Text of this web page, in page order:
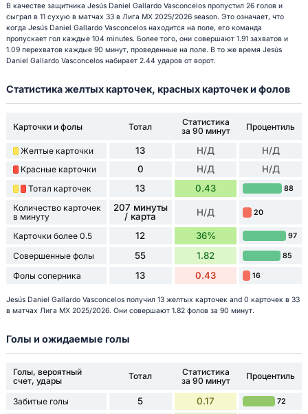
В качестве защитника Jesús Daniel Gallardo Vasconcelos пропустил 26 голов и
сыграл в 11 сухую в матчах 33 в Лига МХ 2025/2026 season. Это означает, что
когда Jesús Daniel Gallardo Vasconcelos находится на поле, его команда
пропускает гол каждые 104 minutes. Более того, они совершают 1.91 захватов и
1.09 перехватов каждые 90 минут, проведенные на поле. В то же время Jesús
Daniel Gallardo Vasconcelos набирает 2.44 ударов от ворот.
Статистика желтых карточек, красных карточек и фолов
Карточки и фолы Тотал
Статистика
за 90 минут
Процентиль
Желтые карточки 13 Н/Д Н/Д
Красные карточки 0 Н/Д Н/Д
Тотал карточек 13 0.43 88
Количество карточек
в минуту
207 минуты
/ карта
Н/Д 20
Карточки более 0.5 12 36% 97
Совершенные фолы 55 1.82 85
Фолы соперника 13 0.43 16
Jesús Daniel Gallardo Vasconcelos получил 13 желтых карточек and 0 карточек в 33
в матчах Лига МХ 2025/2026. Они совершают 1.82 фолов за 90 минут.
Голы и ожидаемые голы
Голы, вероятный
счет, удары
Тотал
Статистика
за 90 минут
Процентиль
Забитые голы 5 0.17 72